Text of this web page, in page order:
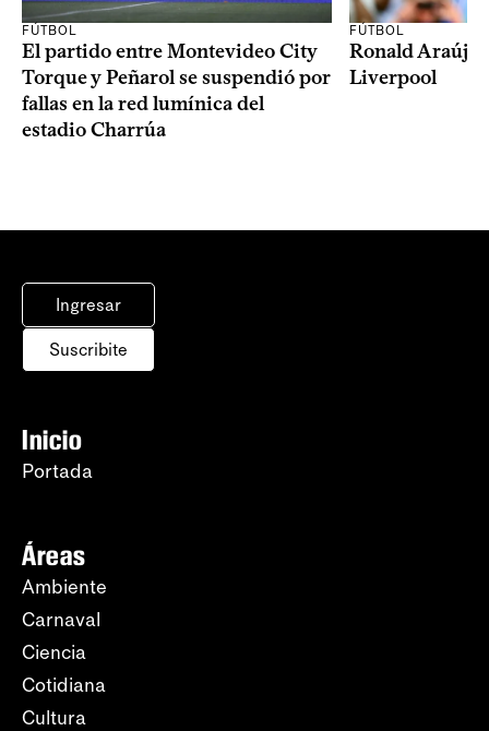
FÚTBOL
El partido entre Montevideo City
Torque y Peñarol se suspendió por
fallas en la red lumínica del
estadio Charrúa
FÚTBOL
Ronald Araújo
Liverpool
Ingresar
Suscribite
Inicio
Portada
Áreas
Ambiente
Carnaval
Ciencia
Cotidiana
Cultura